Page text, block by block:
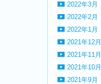
2022年3月
2022年2月
2022年1月
2021年12月
2021年11月
2021年10月
2021年9月